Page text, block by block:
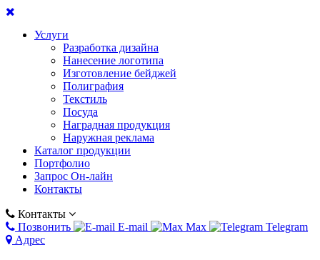
Услуги
Разработка дизайна
Нанесение логотипа
Изготовление бейджей
Полиграфия
Текстиль
Посуда
Наградная продукция
Наружная реклама
Каталог продукции
Портфолио
Запрос Он-лайн
Контакты
Контакты
Позвонить
E-mail Max
Telegram
Адрес